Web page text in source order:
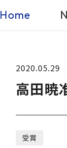
Home
2020.05.29
高田暁
受賞